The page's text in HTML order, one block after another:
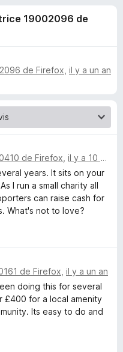
19002096 de
de Firefox il y a un an
de Firefox il y a 10 mois
years. It sits on your
I run a small charity all
can raise cash for
What's not to love?
de Firefox il y a un an
doing this for several
£400 for a local amenity
Its easy to do and